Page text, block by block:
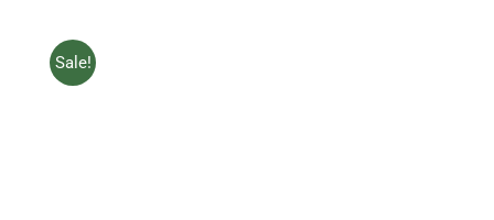
Sale!